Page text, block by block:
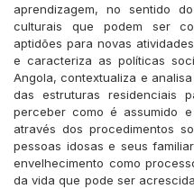
aprendizagem, no sentido
culturais que podem ser
aptidões para novas
e caracteriza as políticas
Angola, contextualiza e
das estruturas residenciais
perceber como é assumido
através dos procedimentos
pessoas idosas e seus
envelhecimento como
da vida que pode ser